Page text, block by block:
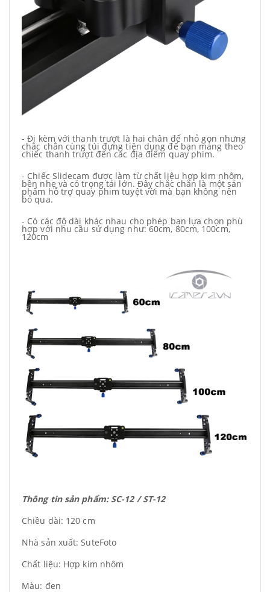
- Đi kèm với thanh trượt là hai chân đế nhỏ gọn nhưng
chắc chắn cùng túi đựng tiện dụng để bạn mang theo
chiếc thanh trượt đến các địa điểm quay phim.
- Chiếc Slidecam được làm từ chất liệu hợp kim nhôm,
bền nhẹ và có trọng tải lớn. Đây chắc chắn là một sản
phẩm hỗ trợ quay phim tuyệt vời mà bạn không nên
bỏ qua.
- Có các độ dài khác nhau cho phép bạn lựa chọn phù
hợp với nhu cầu sử dụng như: 60cm, 80cm, 100cm,
120cm
Thông tin sản phẩm: SC-12 / ST-12
Chiều dài: 120 cm
Nhà sản xuất: SuteFoto
Chất liệu: Hợp kim nhôm
Màu: đen